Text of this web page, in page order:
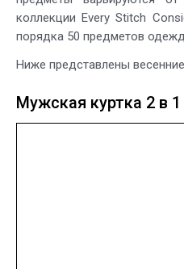
коллекции Every Stitch
порядка 50 предметов
Ниже представлены
Мужская куртка 2 в 1